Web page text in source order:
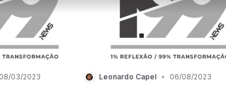
08/03/2023 Leonardo Capel • 06/08/2023